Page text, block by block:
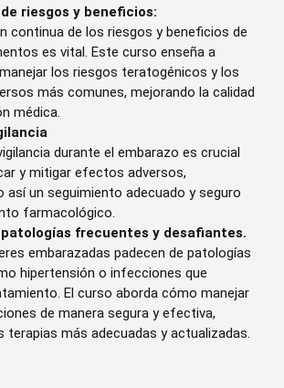
riesgos y beneficios:
continua de los riesgos y beneficios de
es vital. Este curso enseña a
los riesgos teratogénicos y los
más comunes, mejorando la calidad
médica.
durante el embarazo es crucial
y mitigar efectos adversos,
así un seguimiento adecuado y seguro
farmacológico.
frecuentes y desafiantes.
embarazadas padecen de patologías
hipertensión o infecciones que
El curso aborda cómo manejar
de manera segura y efectiva,
terapias más adecuadas y actualizadas.